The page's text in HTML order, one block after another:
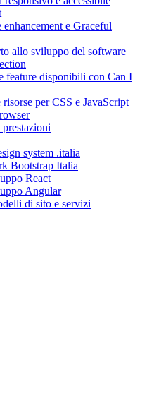
e Graceful
allo sviluppo del software
feature disponibili con Can I
per CSS e JavaScript
system .italia
Bootstrap Italia
React
Angular
di sito e servizi